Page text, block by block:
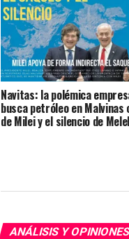
Navitas: la polémica
busca petróleo en Malvinas
de Milei y el silencio de
ANÁLISIS Y